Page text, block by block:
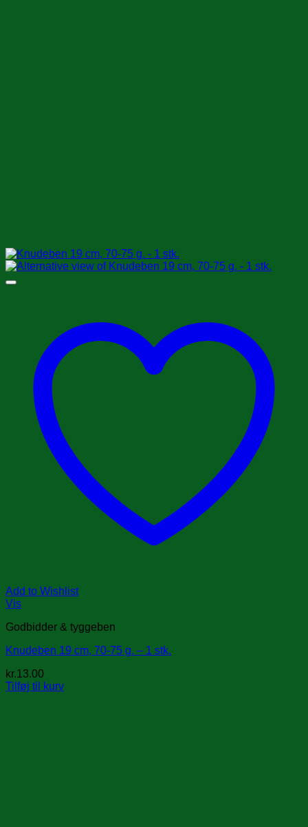
Add to Wishlist
Vis
Godbidder & tyggeben
Knudeben 19 cm, 70-75 g. – 1 stk.
kr.13.00
Tilføj til kurv